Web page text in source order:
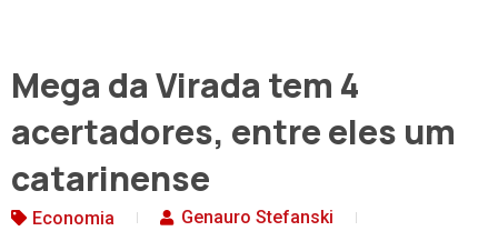
Mega da Virada tem 4
acertadores, entre eles um
catarinense
Economia Genauro Stefanski